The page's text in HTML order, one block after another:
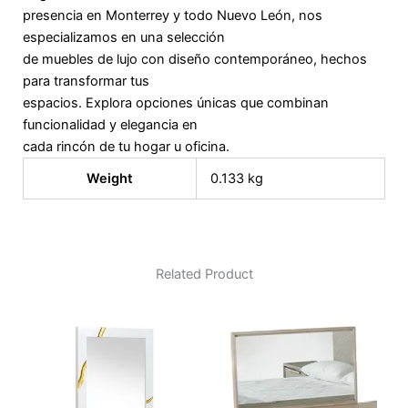
presencia en Monterrey y todo Nuevo León, nos
especializamos en una selección
de muebles de lujo con diseño contemporáneo, hechos
para transformar tus
espacios. Explora opciones únicas que combinan
funcionalidad y elegancia en
cada rincón de tu hogar u oficina.
Weight
0.133 kg
Related Product